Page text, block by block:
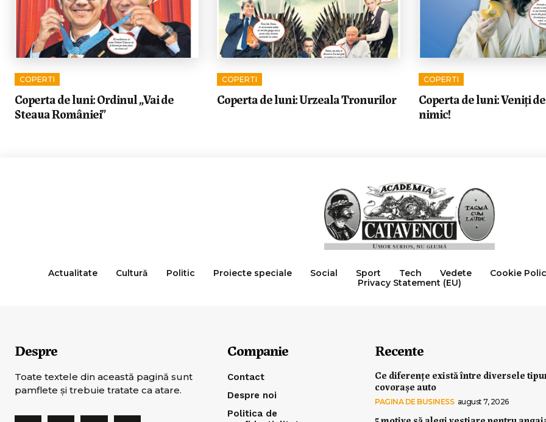
COPERTI
Coperta de luni: Ordinul „Vai de
Steaua României”
COPERTI
Coperta de luni: Urzeala Tronurilor
COPERTI
Coperta de luni: Veniți
nimic!
Actualitate Cultură Politic Proiecte speciale Social Sport Tech Vedete
Cookie
Privacy Statement (EU)
Despre
Toate textele din această pagină sunt
pamflete şi trebuie tratate ca atare.
Companie
Contact
Despre noi
Politica de
Recente
Ce diferențe există între diversele
covorașe auto
PAGINA DE BUSINESS august 7, 2026